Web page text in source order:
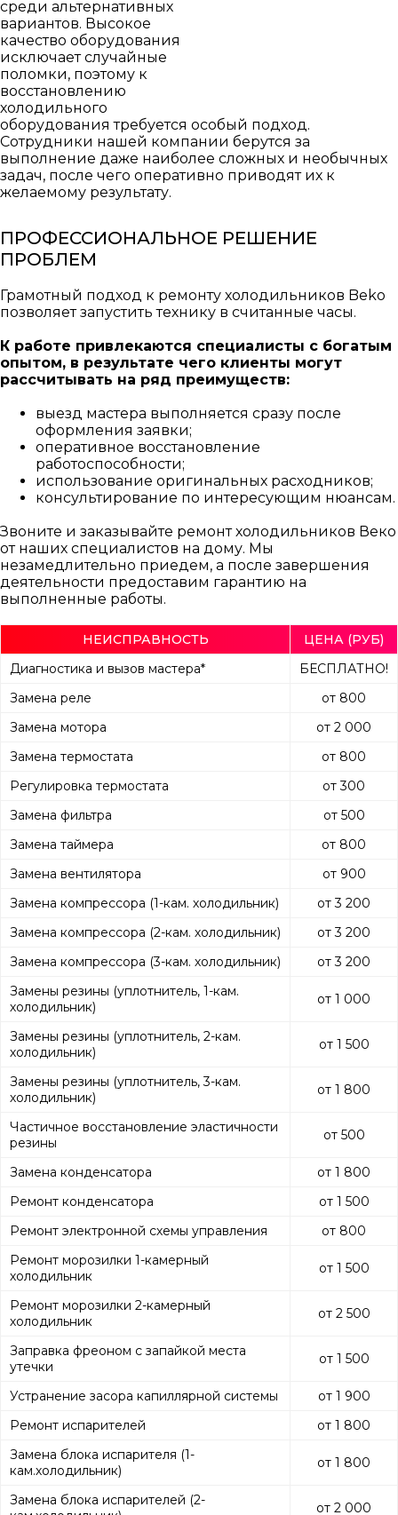
среди альтернативных
вариантов. Высокое
качество оборудования
исключает случайные
поломки, поэтому к
восстановлению
холодильного
оборудования требуется особый подход.
Сотрудники нашей компании берутся за
выполнение даже наиболее сложных и необычных
задач, после чего оперативно приводят их к
желаемому результату.
ПРОФЕССИОНАЛЬНОЕ РЕШЕНИЕ
ПРОБЛЕМ
Грамотный подход к ремонту холодильников Beko
позволяет запустить технику в считанные часы.
К работе привлекаются специалисты с богатым
опытом, в результате чего клиенты могут
рассчитывать на ряд преимуществ:
выезд мастера выполняется сразу после
оформления заявки;
оперативное восстановление
работоспособности;
использование оригинальных расходников;
консультирование по интересующим нюансам.
Звоните и заказывайте ремонт холодильников Веко
от наших специалистов на дому. Мы
незамедлительно приедем, а после завершения
деятельности предоставим гарантию на
выполненные работы.
НЕИСПРАВНОСТЬ
ЦЕНА (РУБ)
Диагностика и вызов мастера*
БЕСПЛАТНО!
Замена реле
от 800
Замена мотора
от 2 000
Замена термостата
от 800
Регулировка термостата
от 300
Замена фильтра
от 500
Замена таймера
от 800
Замена вентилятора
от 900
Замена компрессора (1-кам. холодильник)
от 3 200
Замена компрессора (2-кам. холодильник)
от 3 200
Замена компрессора (3-кам. холодильник)
от 3 200
Замены резины (уплотнитель, 1-кам.
холодильник)
от 1 000
Замены резины (уплотнитель, 2-кам.
холодильник)
от 1 500
Замены резины (уплотнитель, 3-кам.
холодильник)
от 1 800
Частичное восстановление эластичности
резины
от 500
Замена конденсатора
от 1 800
Ремонт конденсатора
от 1 500
Ремонт электронной схемы управления
от 800
Ремонт морозилки 1-камерный
холодильник
от 1 500
Ремонт морозилки 2-камерный
холодильник
от 2 500
Заправка фреоном с запайкой места
утечки
от 1 500
Устранение засора капиллярной системы
от 1 900
Ремонт испарителей
от 1 800
Замена блока испарителя (1-
кам.холодильник)
от 1 800
Замена блока испарителей (2-
от 2 000